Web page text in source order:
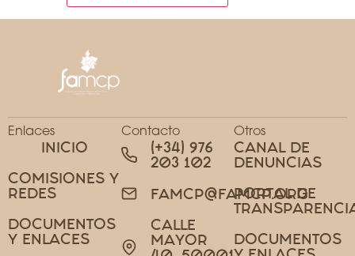
Enlaces
INICIO
COMISIONES Y
REDES
DOCUMENTOS
Y ENLACES
Contacto
(+34) 976
203 102
FAMCP@FAMCP.ORG
CALLE
MAYOR
Otros
CANAL DE
DENUNCIAS
PORTAL DE
DOCUMENTOS